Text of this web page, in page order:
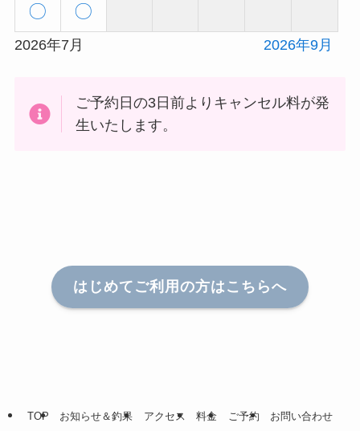
〇 〇
2026年7月 2026年9月
ご予約日の3日前よりキャンセル料が発
生いたします。
はじめてご利用の方はこちらへ
TOP お知らせ＆釣果 アクセス 料金 ご予約 お問い合わせ